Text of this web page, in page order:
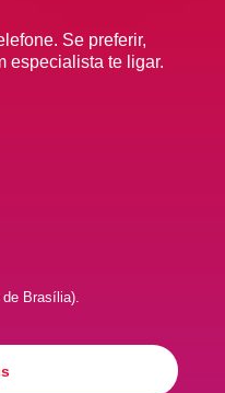
Se preferir,
especialista te ligar.
Brasília).